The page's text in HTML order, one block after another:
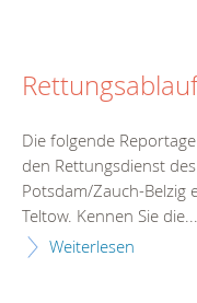
Rettungsablauf
Die folgende
den Rettungsdienst
Potsdam/Zauch-Belzig
Teltow. Kennen Sie die...
Weiterlesen